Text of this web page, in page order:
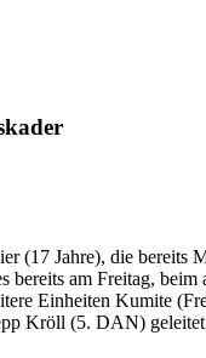
(17 Jahre), die
bereits am Freitag,
Einheiten Kumite
Kröll (5. DAN)